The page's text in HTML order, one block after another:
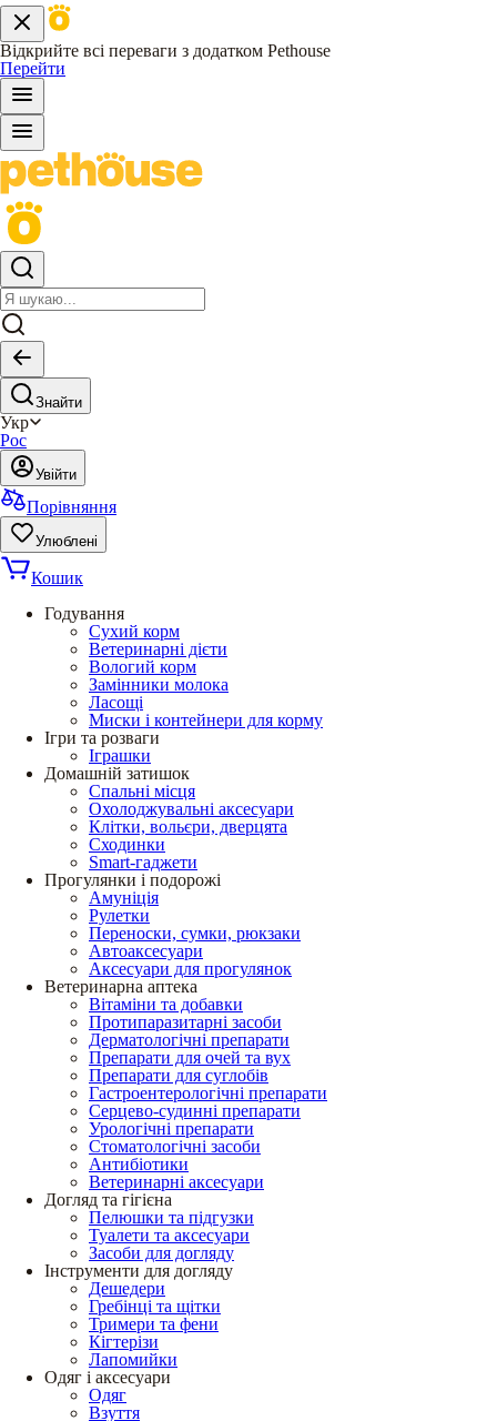
Відкрийте всі переваги з додатком Pethouse
Перейти
Знайти
Укр
Рос
Увійти
Порівняння
Улюблені
Кошик
Годування
Сухий корм
Ветеринарні дієти
Вологий корм
Замінники молока
Ласощі
Миски і контейнери для корму
Ігри та розваги
Іграшки
Домашній затишок
Спальні місця
Охолоджувальні аксесуари
Клітки, вольєри, дверцята
Сходинки
Smart-гаджети
Прогулянки і подорожі
Амуніція
Рулетки
Переноски, сумки, рюкзаки
Автоаксесуари
Аксесуари для прогулянок
Ветеринарна аптека
Вітаміни та добавки
Протипаразитарні засоби
Дерматологічні препарати
Препарати для очей та вух
Препарати для суглобів
Гастроентерологічні препарати
Серцево-судинні препарати
Урологічні препарати
Стоматологічні засоби
Антибіотики
Ветеринарні аксесуари
Догляд та гігієна
Пелюшки та підгузки
Туалети та аксесуари
Засоби для догляду
Інструменти для догляду
Дешедери
Гребінці та щітки
Тримери та фени
Кігтерізи
Лапомийки
Одяг і аксесуари
Одяг
Взуття